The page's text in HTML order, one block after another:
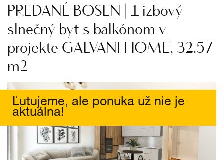
PREDANÉ BOSEN | 1 izbový
slnečný byt s balkónom v
projekte GALVANI HOME, 32.57
m2
Ľutujeme, ale ponuka už nie je
aktuálna!